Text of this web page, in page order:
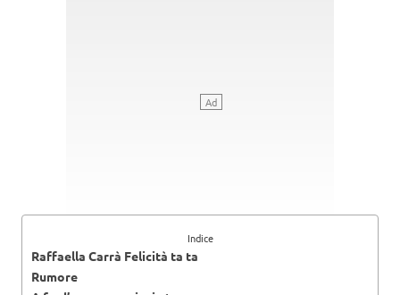
Indice
Raffaella Carrà Felicità ta ta
Rumore